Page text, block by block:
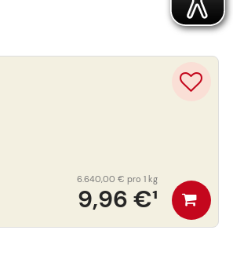
9,96 €¹
6.640,00 € pro 1 kg